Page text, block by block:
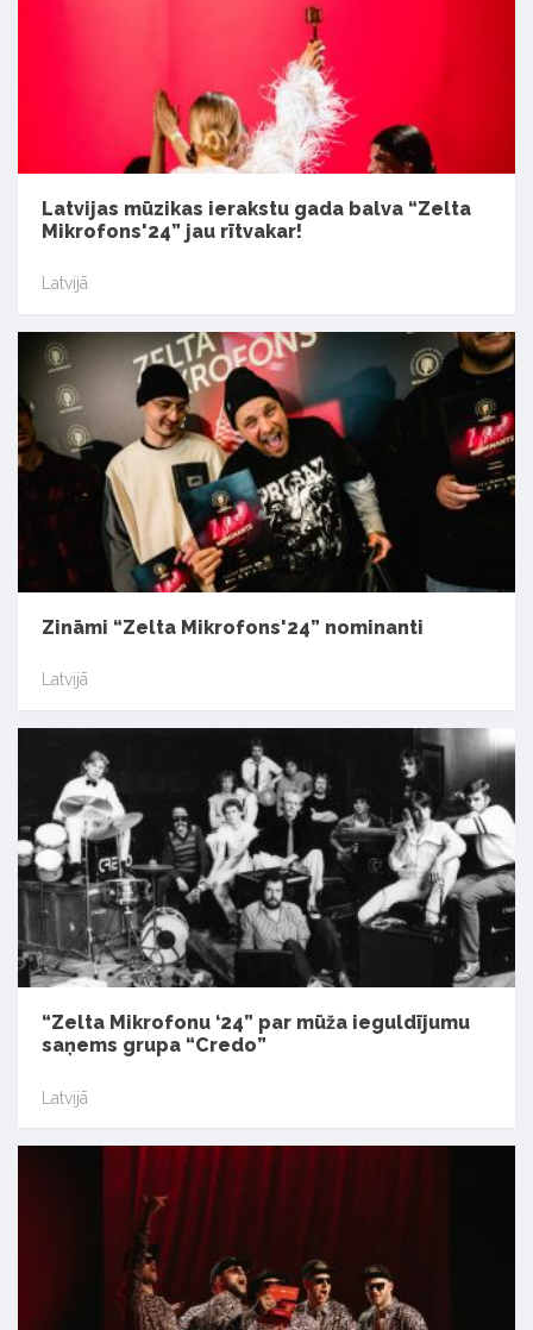
Latvijas mūzikas ierakstu gada balva “Zelta
Mikrofons'24” jau rītvakar!
Latvijā
Zināmi “Zelta Mikrofons'24” nominanti
Latvijā
“Zelta Mikrofonu ‘24” par mūža ieguldījumu
saņems grupa “Credo”
Latvijā